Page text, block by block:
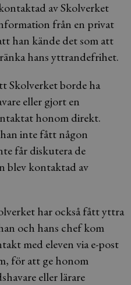
av Skolverket
från en privat
han kände det som att
hans yttrandefrihet.
Skolverket borde ha
eller gjort en
honom direkt.
inte fått någon
får diskutera de
blev kontaktad av
har också fått yttra
och hans chef kom
med eleven via e-post
för att ge honom
eller lärare